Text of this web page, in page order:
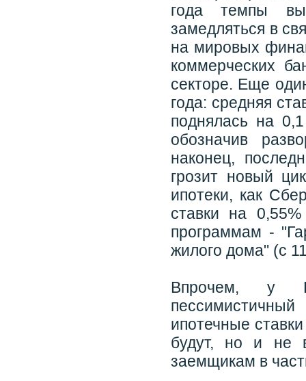
года темпы
замедляться в
на мировых
коммерческих
секторе. Еще
года: средняя
поднялась на
обозначив
наконец,
грозит новый
ипотеки, как
ставки на
программам -
жилого дома" (с
Впрочем, у
ипотечные
будут, но и не
заемщикам в